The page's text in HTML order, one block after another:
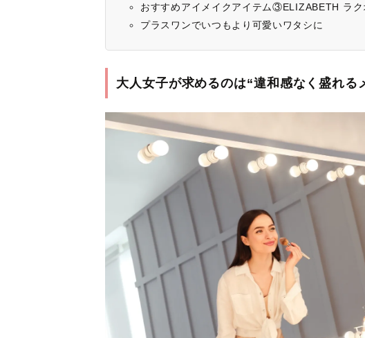
おすすめアイメイクアイテム③ELIZABETH ラ
プラスワンでいつもより可愛いワタシに
大人女子が求めるのは“違和感なく盛れる